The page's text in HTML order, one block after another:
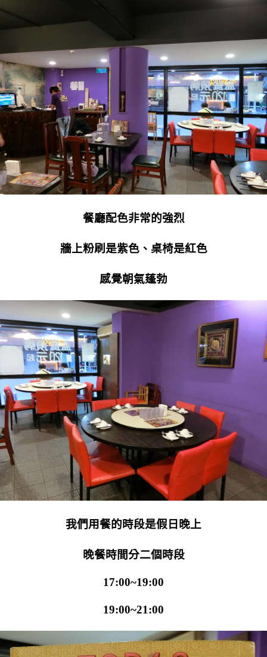
餐廳配色非常的強烈
牆上粉刷是紫色、桌椅是紅色
感覺朝氣蓬勃
我們用餐的時段是假日晚上
晚餐時間分二個時段
17:00~19:00
19:00~21:00